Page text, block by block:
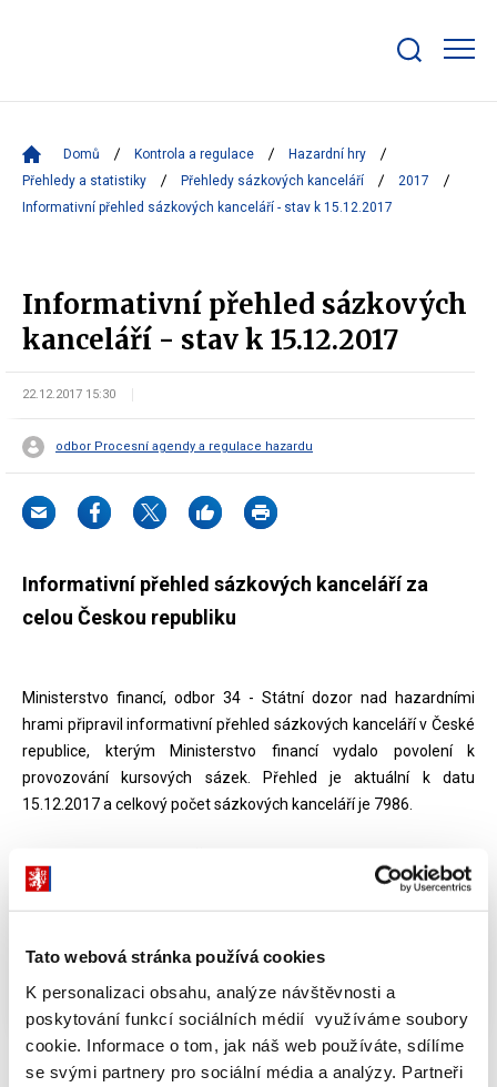
Tato webová stránka používá cookies
K personalizaci obsahu, analýze návštěvnosti a
poskytování funkcí sociálních médií využíváme soubory
cookie. Informace o tom, jak náš web používáte, sdílíme
se svými partnery pro sociální média a analýzy. Partneři
bar
Domů Kontrola a regulace
Hazardní hry
Přehledy a statistiky
Přehledy sázkových kanceláří
2017
Informativní přehled sázkových kanceláří - stav k 15.12.2017
Informativní přehled sázkových
kanceláří - stav k 15.12.2017
22.12.2017 15:30
odbor Procesní agendy a regulace hazardu
Informativní přehled sázkových kanceláří za
celou Českou republiku
Ministerstvo financí, odbor 34 - Státní dozor nad hazardními
hrami připravil informativní přehled sázkových kanceláří v České
republice, kterým Ministerstvo financí vydalo povolení k
provozování kursových sázek. Přehled je aktuální k datu
15.12.2017 a celkový počet sázkových kanceláří je 7986.
Informativní přehled sázkových kanceláří -